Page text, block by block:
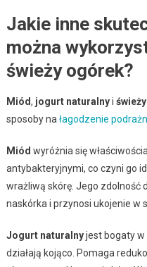
Jakie inne
można
świeży ogórek?
Miód, jogurt naturalnyi
sposoby na łagodzenie
Miód wyróżnia się
antybakteryjnymi, co czyni go
wrażliwą skórę. Jego zdolność
naskórka i przynosi ukojenie w
Jogurt naturalnyjest bogaty w
działają kojąco. Pomaga